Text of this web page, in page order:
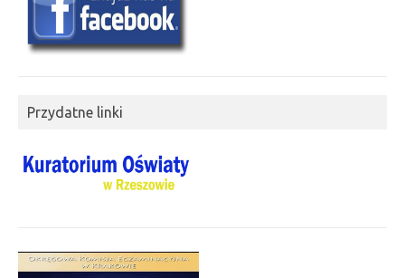
Przydatne linki